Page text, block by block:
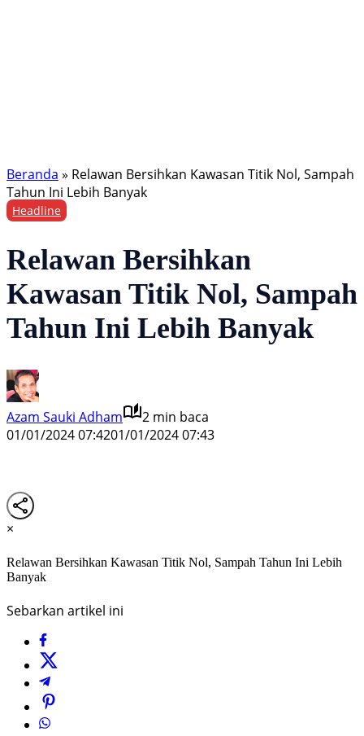
Beranda » Relawan Bersihkan Kawasan Titik Nol, Sampah
Tahun Ini Lebih Banyak
Headline
Relawan Bersihkan
Kawasan Titik Nol, Sampah
Tahun Ini Lebih Banyak
Azam Sauki Adham
2 min baca
01/01/2024 07:4201/01/2024 07:43
×
Relawan Bersihkan Kawasan Titik Nol, Sampah Tahun Ini Lebih
Banyak
Sebarkan artikel ini